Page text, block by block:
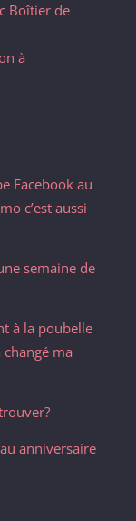
Boîtier de
à
Facebook au
c’est aussi
semaine de
à la poubelle
ma
anniversaire